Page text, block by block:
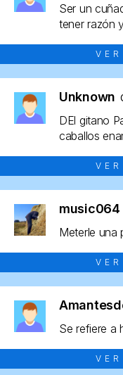
Ser un
tener razón
Unknown
DEl gitano
caballos
music064
Meterle una
Se refiere a